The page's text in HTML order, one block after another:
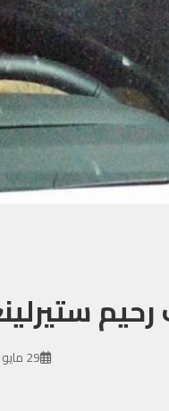
29 مايو 2026